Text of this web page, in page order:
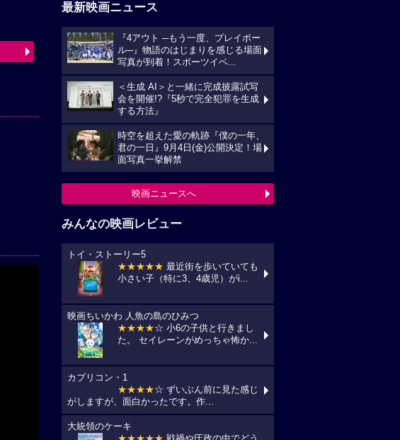
最新映画ニュース
『4アウト ─もう一度、プレイボー
ル─』物語のはじまりを感じる場面
写真が到着！スポーツイベ...
＜生成 AI＞と一緒に完成披露試写
会を開催!?『5秒で完全犯罪を生成
する方法』
時空を超えた愛の軌跡『僕の一年、
君の一日』9月4日(金)公開決定！場
面写真一挙解禁
映画ニュースへ
みんなの映画レビュー
トイ・ストーリー5
★★★★★ 最近街を歩いていても
小さい子（特に3、4歳児）がi...
映画ちいかわ 人魚の島のひみつ
★★★★☆ 小6の子供と行きまし
た。 セイレーンがめっちゃ怖か...
カプリコン・1
★★★★☆ ずいぶん前に見た感じ
がしますが、面白かったです。作...
大統領のケーキ